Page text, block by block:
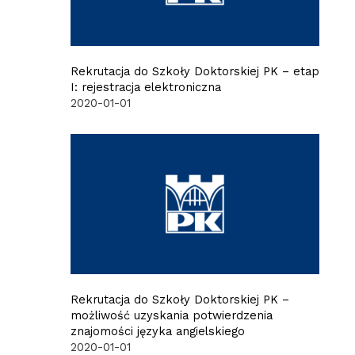
Rekrutacja do Szkoły Doktorskiej PK – etap
I: rejestracja elektroniczna
2020-01-01
Rekrutacja do Szkoły Doktorskiej PK –
możliwość uzyskania potwierdzenia
znajomości języka angielskiego
2020-01-01